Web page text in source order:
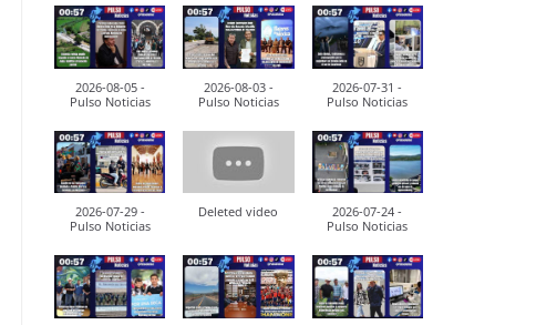
2026-08-05 -
Pulso Noticias
2026-08-03 -
Pulso Noticias
2026-07-31 -
Pulso Noticias
2026-07-29 -
Pulso Noticias
Deleted video
2026-07-24 -
Pulso Noticias